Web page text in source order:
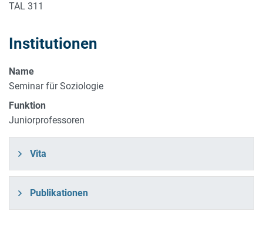
TAL 311
Institutionen
Name
Seminar für Soziologie
Funktion
Juniorprofessoren
Vita
Publikationen